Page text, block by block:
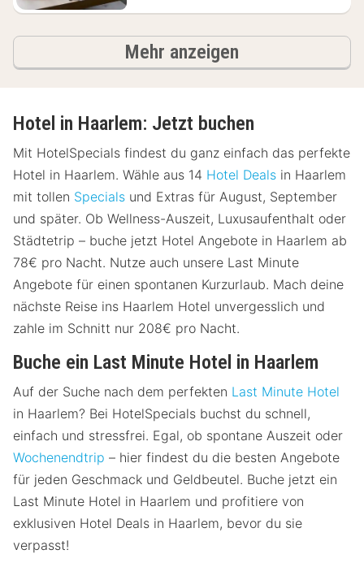
Mehr anzeigen
Hotel in Haarlem: Jetzt buchen
Mit HotelSpecials findest du ganz einfach das perfekte
Hotel in Haarlem. Wähle aus 14 Hotel Deals in Haarlem
mit tollen Specials und Extras für August, September
und später. Ob Wellness-Auszeit, Luxusaufenthalt oder
Städtetrip – buche jetzt Hotel Angebote in Haarlem ab
78€ pro Nacht. Nutze auch unsere Last Minute
Angebote für einen spontanen Kurzurlaub. Mach deine
nächste Reise ins Haarlem Hotel unvergesslich und
zahle im Schnitt nur 208€ pro Nacht.
Buche ein Last Minute Hotel in Haarlem
Auf der Suche nach dem perfekten Last Minute Hotel
in Haarlem? Bei HotelSpecials buchst du schnell,
einfach und stressfrei. Egal, ob spontane Auszeit oder
Wochenendtrip – hier findest du die besten Angebote
für jeden Geschmack und Geldbeutel. Buche jetzt ein
Last Minute Hotel in Haarlem und profitiere von
exklusiven Hotel Deals in Haarlem, bevor du sie
verpasst!